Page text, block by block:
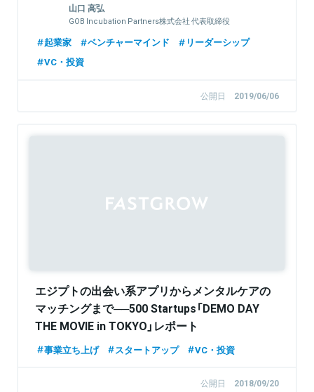
山口 高弘
GOB Incubation Partners株式会社 代表取締役
起業家 ベンチャーマインド
リーダーシップ
VC・投資
公開日 2019/06/06
エジプトの出会い系アプリからメンタルケアの
マッチングまで──500 Startups「DEMO DAY
THE MOVIE in TOKYO」レポート
事業立ち上げ スタートアップ VC・投資
公開日 2018/09/20